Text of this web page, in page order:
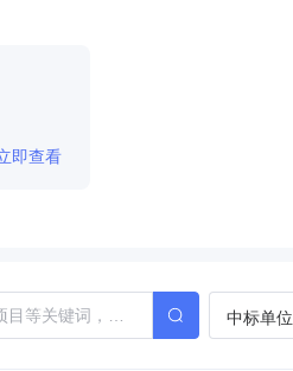
即查看
中标单位